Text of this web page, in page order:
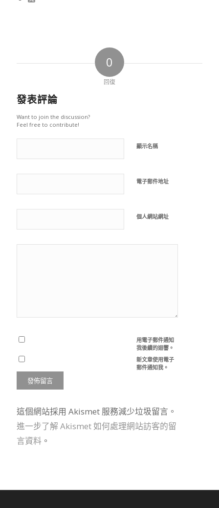
0
回復
發表評論
Want to join the discussion?
Feel free to contribute!
顯示名稱
電子郵件地址
個人網站網址
用電子郵件通知
我後續的迴響。
新文章使用電子
郵件通知我。
這個網站採用 Akismet 服務減少垃圾留言。
進一步了解 Akismet 如何處理網站訪客的留
言資料。